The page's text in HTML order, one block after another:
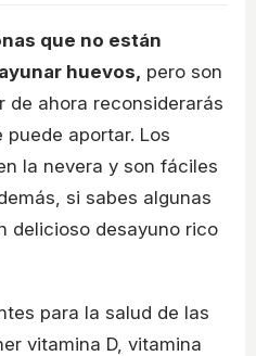
que no están
huevos, pero son
de ahora reconsiderarás
aportar. Los
la nevera y son fáciles
si sabes algunas
delicioso desayuno rico
para la salud de las
vitamina D, vitamina